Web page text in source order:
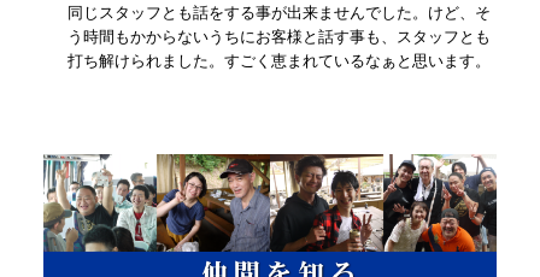
同じスタッフとも話をする事が出来ませんでした。けど、そ
う時間もかからないうちにお客様と話す事も、スタッフとも
打ち解けられました。すごく恵まれているなぁと思います。